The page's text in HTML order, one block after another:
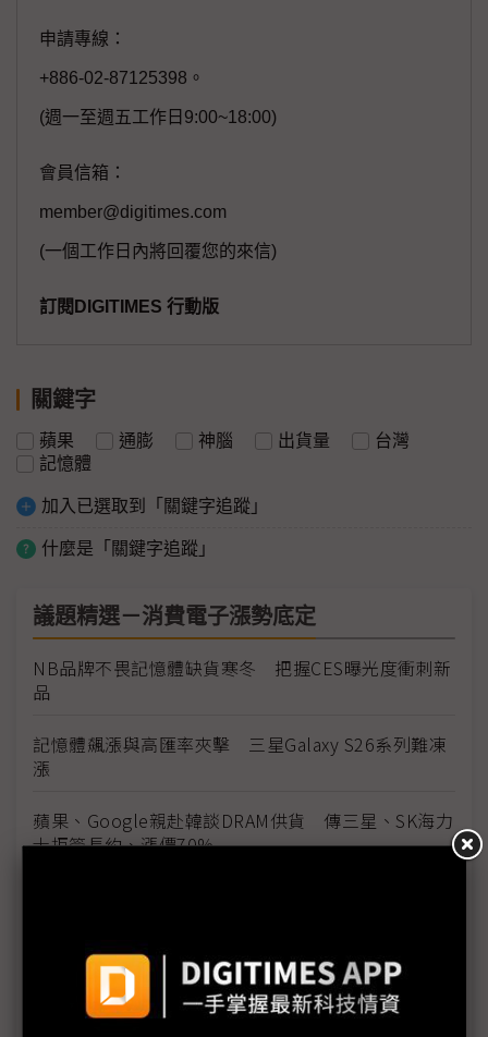
申請專線：
+886-02-87125398。
(週一至週五工作日9:00~18:00)
會員信箱：
member@digitimes.com
(一個工作日內將回覆您的來信)
訂閱DIGITIMES 行動版
關鍵字
蘋果 通膨 神腦 出貨量
台灣
記憶體
加入已選取到「關鍵字追蹤」
什麼是「關鍵字追蹤」
議題精選－消費電子漲勢底定
NB品牌不畏記憶體缺貨寒冬 把握CES曝光度衝刺新
品
記憶體飆漲與高匯率夾擊 三星Galaxy S26系列難凍
漲
蘋果、Google親赴韓談DRAM供貨 傳三星、SK海力
士拒簽長約、漲價70%
iPhone 17中國銷售突圍 仍憂記憶體漲價、AI發展
記憶體成本飆升 全球PC、手機2026年面臨2成漲價